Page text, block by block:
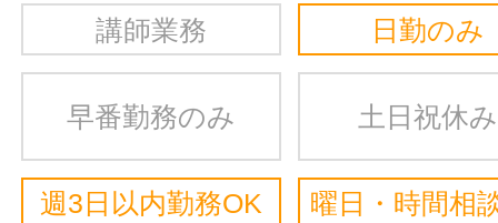
講師業務 日勤のみ
早番勤務のみ 土日祝休み
週3日以内勤務OK 曜日・時間相